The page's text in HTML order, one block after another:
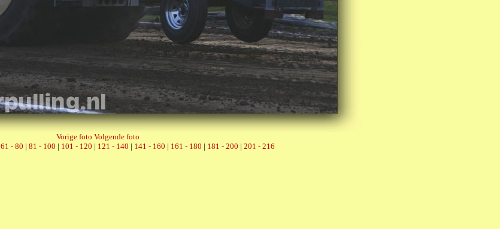
Vorige foto Volgende foto
61 - 80 | 81 - 100 | 101 - 120 | 121 - 140 | 141 - 160 | 161 - 180 | 181 - 200 | 201 - 216